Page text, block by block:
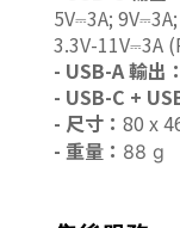
5V⎓3A; 9V⎓
3.3V-11V⎓3A
- USB-A 輸出：
- USB-C +
- 尺寸： 80 x
- 重量： 88 g